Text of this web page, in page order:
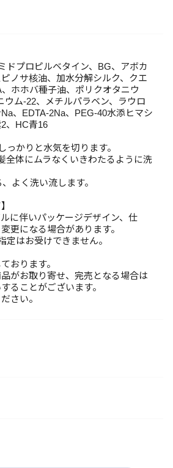
ドプロピルベタイン、BG、アボカ
ノサ核油、加水分解シルク、クエ
ホホバ種子油、ポリクオタニウ
ウム-22、メチルパラベン、ラウロ
、EDTA-2Na、PEG-40水添ヒマシ
、HC青16
っかりと水気を切ります。
全体にムラなくいきわたるように洗
よく洗い流します。
に伴いパッケージデザイン、仕
更になる場合があります。
定はお受けできません。
おります。
がお取り寄せ、完売となる場合は
ることがございます。
さい。